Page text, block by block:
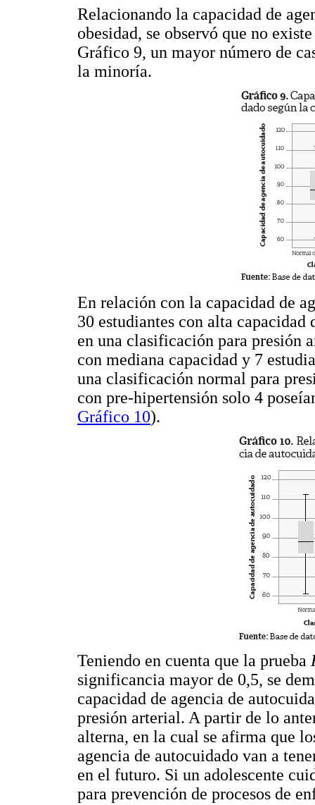
Relacionando la capacidad de
obesidad, se observó que no
Gráfico 9, un mayor número de
la minoría.
En relación con la capacidad de
30 estudiantes con alta capacidad
en una clasificación para presión
con mediana capacidad y 7
una clasificación normal para
con pre-hipertensión solo 4
Gráfico 10).
Teniendo en cuenta que la prueba
significancia mayor de 0,5, se
capacidad de agencia de
presión arterial. A partir de lo
alterna, en la cual se afirma que
agencia de autocuidado van a
en el futuro. Si un adolescente
para prevención de procesos de